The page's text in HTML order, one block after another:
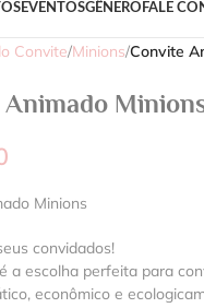
EVENTOSGÊNERO FALE
Convite/Minions/Convite
Minions
convidados!
a escolha perfeita para
econômico e